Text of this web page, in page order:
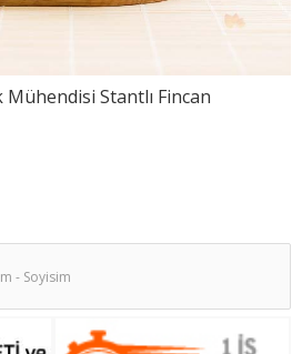
Stantlı Fincan